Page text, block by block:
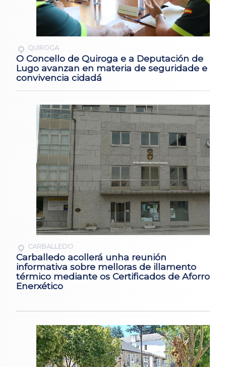
QUIROGA
O Concello de Quiroga e a Deputación de
Lugo avanzan en materia de seguridade e
convivencia cidadá
CARBALLEDO
Carballedo acollerá unha reunión
informativa sobre melloras de illamento
térmico mediante os Certificados de Aforro
Enerxético